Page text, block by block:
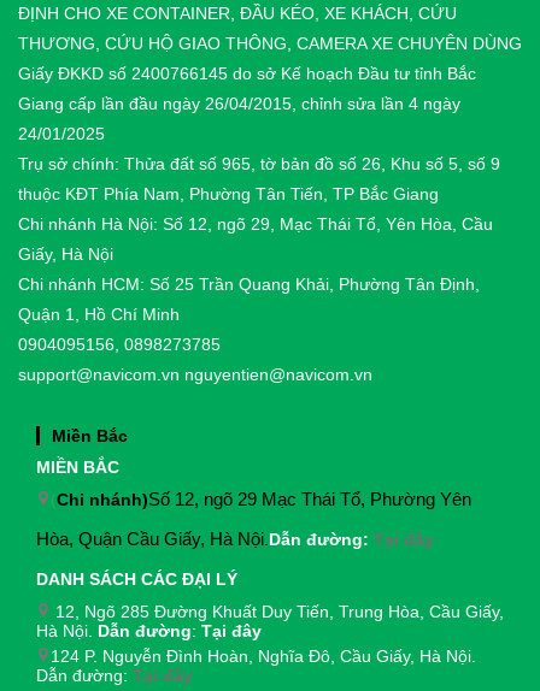
ĐỊNH CHO XE CONTAINER, ĐẦU KÉO, XE KHÁCH, CỨU
THƯƠNG, CỨU HỘ GIAO THÔNG, CAMERA XE CHUYÊN DÙNG
Giấy ĐKKD số 2400766145 do sở Kế hoạch Đầu tư tỉnh Bắc
Giang cấp lần đầu ngày 26/04/2015, chỉnh sửa lần 4 ngày
24/01/2025
Trụ sở chính: Thửa đất số 965, tờ bản đồ số 26, Khu số 5, số 9
thuộc KĐT Phía Nam, Phường Tân Tiến, TP Bắc Giang
Chi nhánh Hà Nội: Số 12, ngõ 29, Mạc Thái Tổ, Yên Hòa, Cầu
Giấy, Hà Nội
Chi nhánh HCM: Số 25 Trần Quang Khải, Phường Tân Định,
Quận 1, Hồ Chí Minh
0904095156, 0898273785
support@navicom.vn nguyentien@navicom.vn
Miền Bắc
MIỀN BẮC
(Chi nhánh)Số 12, ngõ 29 Mạc Thái Tổ, Phường Yên
Hòa, Quận Cầu Giấy, Hà Nội Dẫn đường: Tại đây
DANH SÁCH CÁC ĐẠI LÝ
12, Ngõ 285 Đường Khuất Duy Tiến, Trung Hòa, Cầu Giấy,
Hà Nội. Dẫn đường: Tại đây
124 P. Nguyễn Đình Hoàn, Nghĩa Đô, Cầu Giấy, Hà Nội.
Dẫn đường: Tại đây